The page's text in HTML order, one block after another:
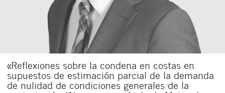
«Reflexiones sobre la condena en costas en
supuestos de estimación parcial de la demanda
de nulidad de condiciones generales de la